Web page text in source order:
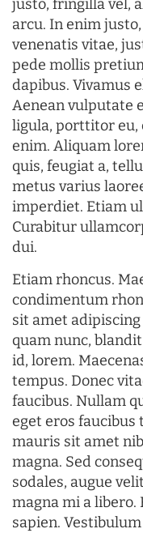
justo, fringilla vel,
arcu. In enim
venenatis vitae,
pede mollis
dapibus. Vivamus
Aenean vulputate
ligula, porttitor eu,
enim. Aliquam
quis, feugiat a,
metus varius
imperdiet. Etiam
Curabitur
dui.
Etiam rhoncus.
condimentum
sit amet
quam nunc,
id, lorem.
tempus. Donec
faucibus. Nullam
eget eros faucibus
mauris sit amet
magna. Sed
sodales, augue
magna mi a
sapien.